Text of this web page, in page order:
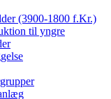
(3900-1800 f.Kr.)
til yngre